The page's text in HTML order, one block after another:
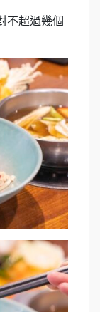
不超過幾個